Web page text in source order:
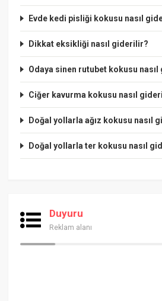
Evde kedi pisliği kokusu nasıl
Dikkat eksikliği nasıl giderilir?
Odaya sinen rutubet kokusu
Ciğer kavurma kokusu nasıl
Doğal yollarla ağız kokusu nasıl
Doğal yollarla ter kokusu nasıl
Duyuru
Reklam alanı